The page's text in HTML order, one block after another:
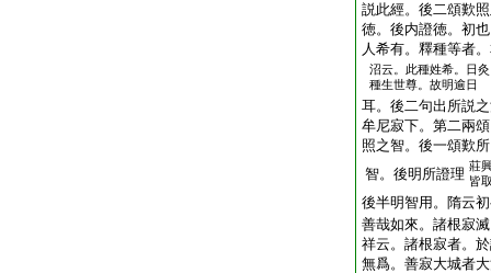
説此經。後二頌歎
徳。後内證徳。初
人希有。釋種等者
沼云。此種姓希。日灸
種生世尊。故明逾日
耳。後二句出所説
牟尼寂下。第二兩
照之智。後一頌歎
智。後明所證理 莊
皆
後半明智用。隋云
善哉如來。諸根寂
祥云。諸根寂者。
無爲。善寂大城者